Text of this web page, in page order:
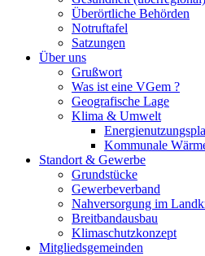
Überörtliche Behörden
Notruftafel
Satzungen
Über uns
Grußwort
Was ist eine VGem ?
Geografische Lage
Klima & Umwelt
Kommunale
Standort & Gewerbe
Grundstücke
Gewerbeverband
Nahversorgung im
Breitbandausbau
Klimaschutzkonzept
Mitgliedsgemeinden